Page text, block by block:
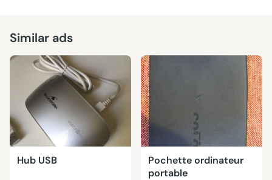
Similar ads
Hub USB
Pochette ordinateur
portable